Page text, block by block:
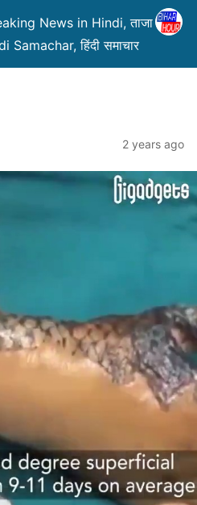
News in Hindi, ताजा ख़बरें,
Samachar, हिंदी समाचार
2 years ago